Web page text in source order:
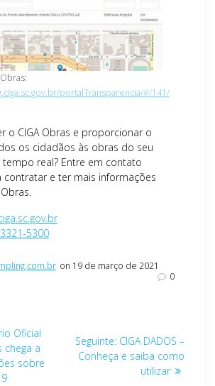
portalTransparencia/#/141/
o CIGA Obras e proporcionar o
os cidadãos às obras do seu
real? Entre em contato
contratar e ter mais informações
5300
on 19 de março de 2021
0
Oficial
chega a
sobre
Seguinte: Post
seguinte:
CIGA DADOS –
Conheça e saiba como
utilizar